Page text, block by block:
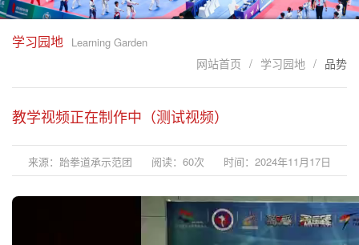
学习园地 Learning Garden
网站首页 / 学习园地 / 品势
教学视频正在制作中（测试视频）
来源：跆拳道承示范团 阅读： 60次 时间：2024年11月17日